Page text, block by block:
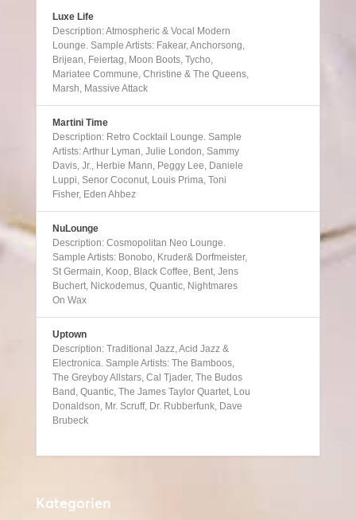
Luxe Life
Description: Atmospheric & Vocal Modern
Lounge. Sample Artists: Fakear, Anchorsong,
Brijean, Feiertag, Moon Boots, Tycho,
Mariatee Commune, Christine & The Queens,
Marsh, Massive Attack
Martini Time
Description: Retro Cocktail Lounge. Sample
Artists: Arthur Lyman, Julie London, Sammy
Davis, Jr., Herbie Mann, Peggy Lee, Daniele
Luppi, Senor Coconut, Louis Prima, Toni
Fisher, Eden Ahbez
NuLounge
Description: Cosmopolitan Neo Lounge.
Sample Artists: Bonobo, Kruder& Dorfmeister,
St Germain, Koop, Black Coffee, Bent, Jens
Buchert, Nickodemus, Quantic, Nightmares
On Wax
Uptown
Description: Traditional Jazz, Acid Jazz &
Electronica. Sample Artists: The Bamboos,
The Greyboy Allstars, Cal Tjader, The Budos
Band, Quantic, The James Taylor Quartet, Lou
Donaldson, Mr. Scruff, Dr. Rubberfunk, Dave
Brubeck
Kategorien